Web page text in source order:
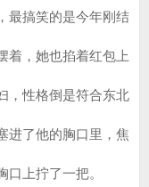
搞笑的是今年刚结
着，她也掐着红包上
，性格倒是符合东北
进了他的胸口里，焦
上拧了一把。